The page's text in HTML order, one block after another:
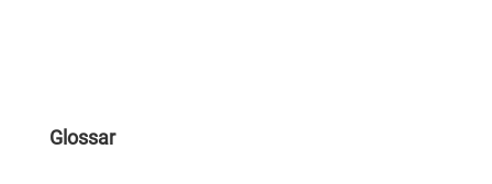
Glossar